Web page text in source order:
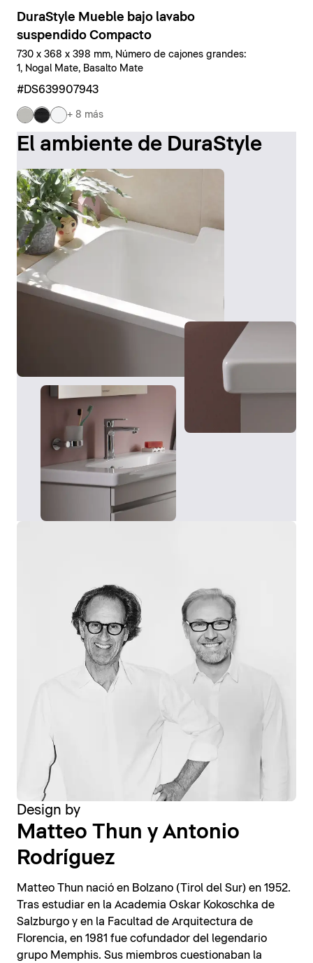
DuraStyle Mueble bajo lavabo
suspendido Compacto
730 x 368 x 398 mm, Número de cajones grandes:
1, Nogal Mate, Basalto Mate
#DS639907943
+ 8 más
El ambiente de DuraStyle
Design by
Matteo Thun y Antonio
Rodríguez
Matteo Thun nació en Bolzano (Tirol del Sur) en 1952.
Tras estudiar en la Academia Oskar Kokoschka de
Salzburgo y en la Facultad de Arquitectura de
Florencia, en 1981 fue cofundador del legendario
grupo Memphis. Sus miembros cuestionaban la